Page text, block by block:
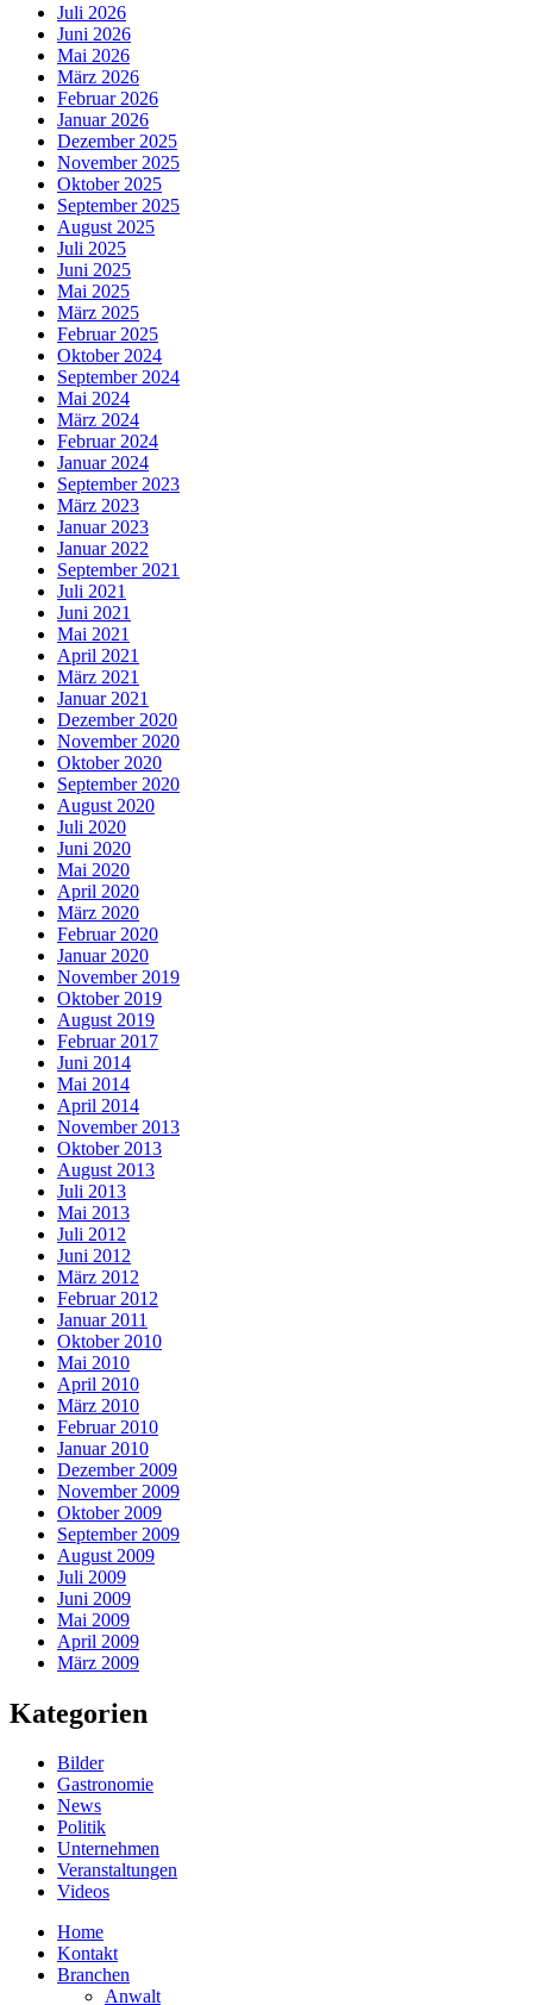
Juli 2026
Juni 2026
Mai 2026
März 2026
Februar 2026
Januar 2026
Dezember 2025
November 2025
Oktober 2025
September 2025
August 2025
Juli 2025
Juni 2025
Mai 2025
März 2025
Februar 2025
Oktober 2024
September 2024
Mai 2024
März 2024
Februar 2024
Januar 2024
September 2023
März 2023
Januar 2023
Januar 2022
September 2021
Juli 2021
Juni 2021
Mai 2021
April 2021
März 2021
Januar 2021
Dezember 2020
November 2020
Oktober 2020
September 2020
August 2020
Juli 2020
Juni 2020
Mai 2020
April 2020
März 2020
Februar 2020
Januar 2020
November 2019
Oktober 2019
August 2019
Februar 2017
Juni 2014
Mai 2014
April 2014
November 2013
Oktober 2013
August 2013
Juli 2013
Mai 2013
Juli 2012
Juni 2012
März 2012
Februar 2012
Januar 2011
Oktober 2010
Mai 2010
April 2010
März 2010
Februar 2010
Januar 2010
Dezember 2009
November 2009
Oktober 2009
September 2009
August 2009
Juli 2009
Juni 2009
Mai 2009
April 2009
März 2009
Kategorien
Bilder
Gastronomie
News
Politik
Unternehmen
Veranstaltungen
Videos
Home
Kontakt
Branchen
Anwalt